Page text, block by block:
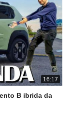
16:17
B ibrida da